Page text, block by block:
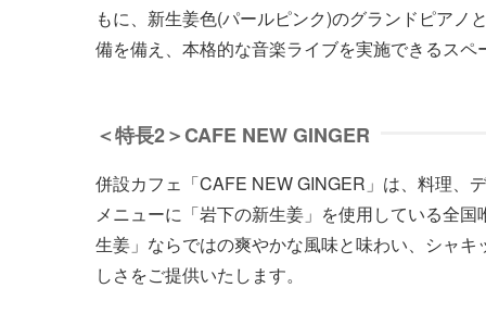
もに、新生姜色(パールピンク)のグランドピアノ
備を備え、本格的な音楽ライブを実施できるス
＜特長2＞CAFE NEW GINGER
併設カフェ「CAFE NEW GINGER」は、料理、
メニューに「岩下の新生姜」を使用している全
生姜」ならではの爽やかな風味と味わい、シャ
しさをご提供いたします。